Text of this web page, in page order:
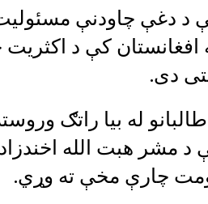
دغې چاودنې مسئولیت
افغانستان کې د
دی.
له بیا راتګ
د مشر هبت الله
چارې مخې ته وړي.